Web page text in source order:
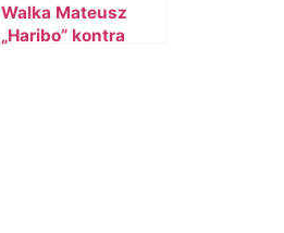
Walka Mateusz
„Haribo” kontra